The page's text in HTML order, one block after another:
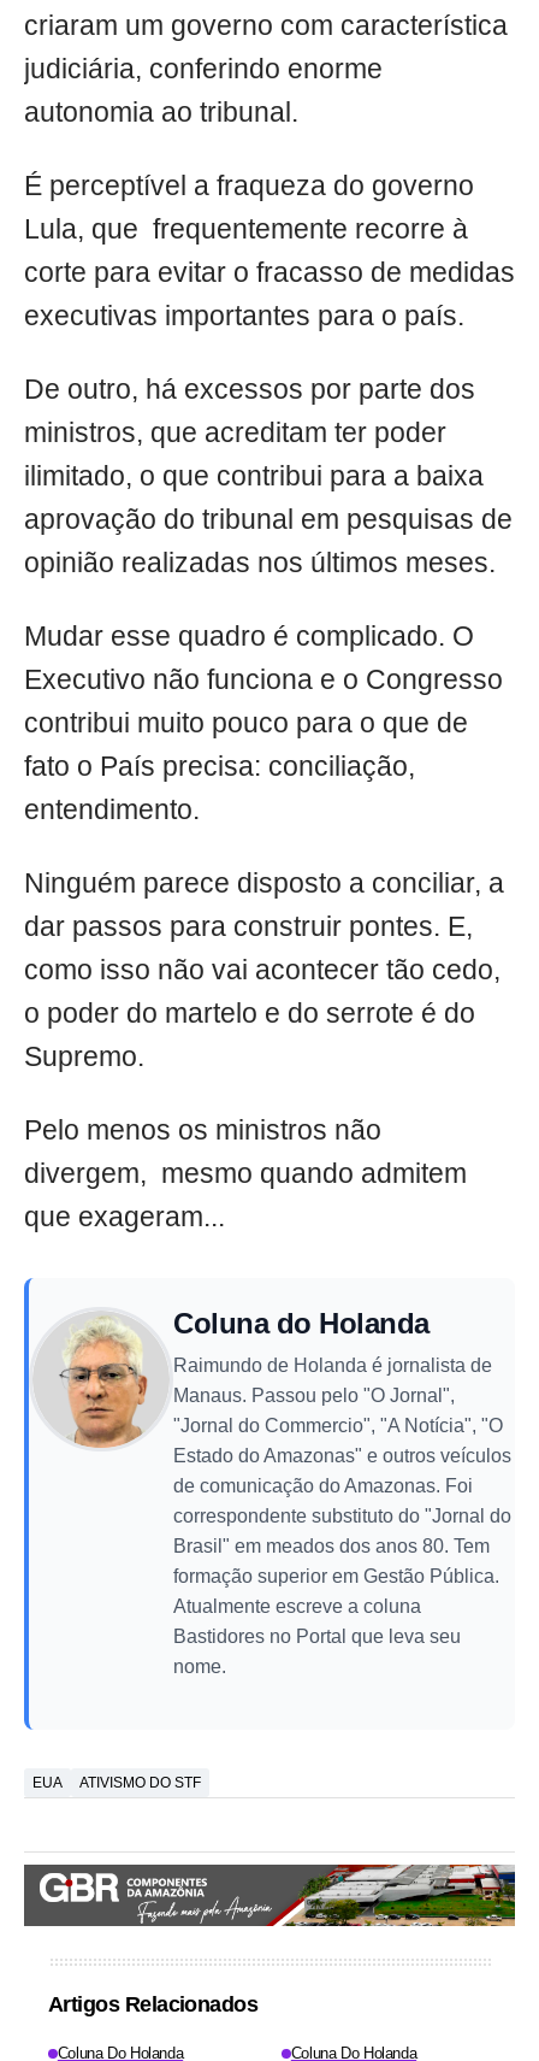
criaram um governo com característica
judiciária, conferindo enorme
autonomia ao tribunal.
É perceptível a fraqueza do governo
Lula, que frequentemente recorre à
corte para evitar o fracasso de medidas
executivas importantes para o país.
De outro, há excessos por parte dos
ministros, que acreditam ter poder
ilimitado, o que contribui para a baixa
aprovação do tribunal em pesquisas de
opinião realizadas nos últimos meses.
Mudar esse quadro é complicado. O
Executivo não funciona e o Congresso
contribui muito pouco para o que de
fato o País precisa: conciliação,
entendimento.
Ninguém parece disposto a conciliar, a
dar passos para construir pontes. E,
como isso não vai acontecer tão cedo,
o poder do martelo e do serrote é do
Supremo.
Pelo menos os ministros não
divergem, mesmo quando admitem
que exageram...
Coluna do Holanda
Raimundo de Holanda é jornalista de
Manaus. Passou pelo "O Jornal",
"Jornal do Commercio", "A Notícia", "O
Estado do Amazonas" e outros veículos
de comunicação do Amazonas. Foi
correspondente substituto do "Jornal do
Brasil" em meados dos anos 80. Tem
formação superior em Gestão Pública.
Atualmente escreve a coluna
Bastidores no Portal que leva seu
nome.
EUA ATIVISMO DO STF
Artigos Relacionados
Coluna Do Holanda Coluna Do Holanda